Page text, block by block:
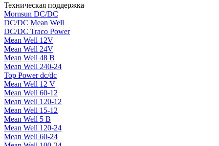
Техническая поддержка
Mornsun DC/DC
DC/DC Mean Well
DC/DC Traco Power
Mean Well 12V
Mean Well 24V
Mean Well 48 В
Mean Well 240-24
Top Power dc/dc
Mean Well 12 V
Mean Well 60-12
Mean Well 120-12
Mean Well 15-12
Mean Well 5 В
Mean Well 120-24
Mean Well 60-24